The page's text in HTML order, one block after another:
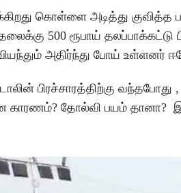
கொள்ளை அடித்து குவித்த
500 ரூபாய்
அதிர்ந்து போய் உள்ளனர்
பிரச்சாரத்திற்கு
காரணம்? தோல்வி பயம் தானா?